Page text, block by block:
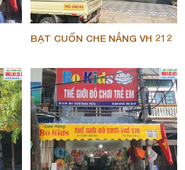
BẠT CUỐN CHE NẮNG VH 212